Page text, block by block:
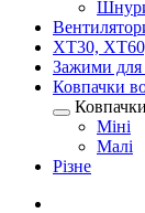
Шнури
XT30,
Зажими для
Ковпачки
Міні
Малі
Різне